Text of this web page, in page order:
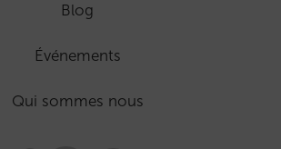
Blog
Événements
Qui sommes nous